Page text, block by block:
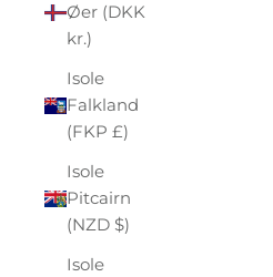
Øer (DKK
kr.)
Isole
Falkland
(FKP £)
Isole
Pitcairn
(NZD $)
Isole